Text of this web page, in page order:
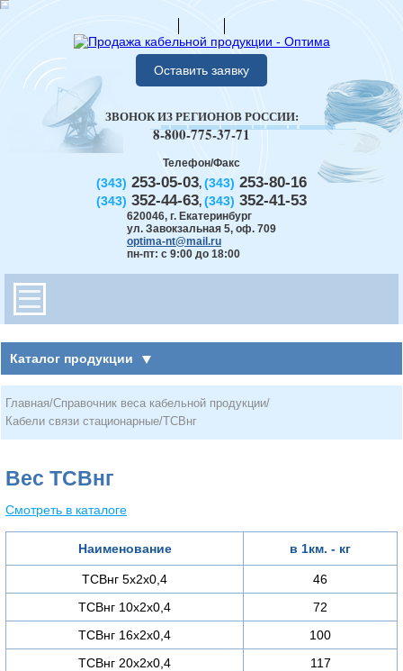
Оставить заявку
Телефон/Факс
(343) 253-05-03, (343) 253-80-16
(343) 352-44-63, (343) 352-41-53
620046, г. Екатеринбург
ул. Завокзальная 5, оф. 709
optima-nt@mail.ru
пн-пт: с 9:00 до 18:00
ЗВОНОК ИЗ РЕГИОНОВ РОССИИ:
8-800-775-37-71
Каталог продукции
Главная/Справочник веса кабельной продукции/
Кабели связи стационарные/ТСВнг
Вес ТСВнг
Смотреть в каталоге
Наименование в 1км. - кг
ТСВнг 5х2х0,4
46
ТСВнг 10х2х0,4
72
ТСВнг 16х2х0,4
100
ТСВнг 20х2х0,4
117